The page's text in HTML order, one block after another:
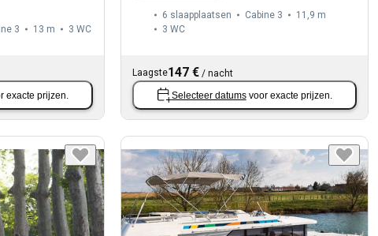
3 13 m 3 WC
exacte prijzen.
6 slaapplaatsen Cabine 3
11,9 m
3 WC
Laagste147 € /nacht
Selecteer datums voor exacte prijzen.